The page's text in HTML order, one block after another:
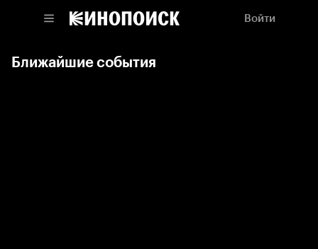
Войти
Ближайшие события